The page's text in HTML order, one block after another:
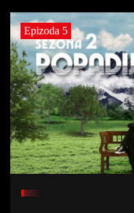
Epizoda 5